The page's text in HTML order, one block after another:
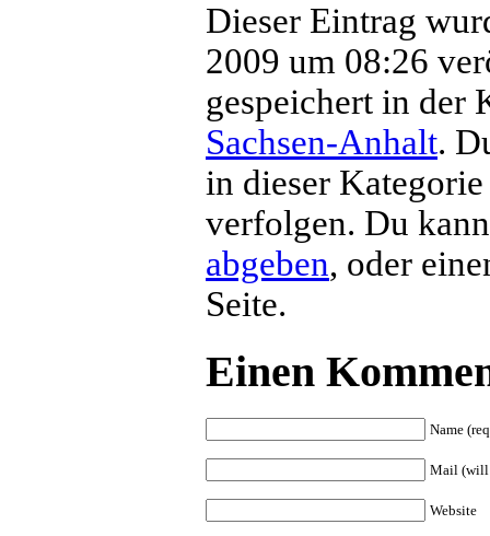
Dieser Eintrag
2009 um 08:26
gespeichert in der
Sachsen-Anhalt.
in dieser
verfolgen. Du
abgeben, oder
Seite.
Einen
Name
Mail (will
Website